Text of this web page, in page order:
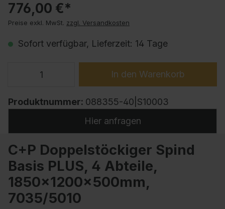
776,00 €*
Preise exkl. MwSt. zzgl. Versandkosten
Sofort verfügbar, Lieferzeit: 14 Tage
In den Warenkorb
Produktnummer: 088355-40|S10003
Hier anfragen
C+P Doppelstöckiger Spind
Basis PLUS, 4 Abteile,
1850x1200x500mm,
7035/5010